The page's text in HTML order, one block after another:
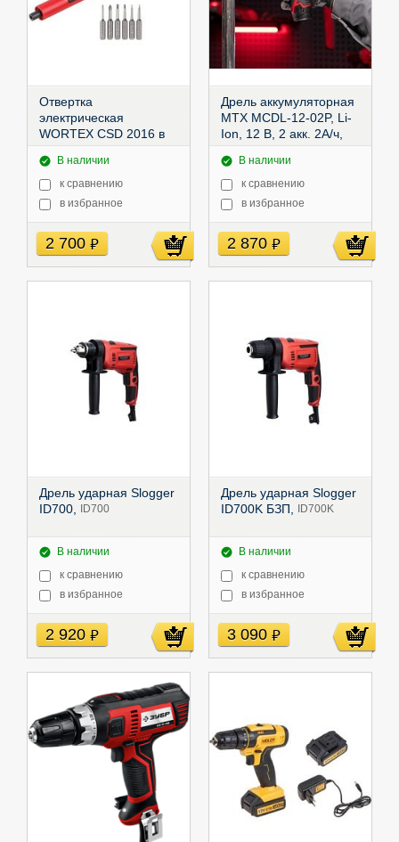
Отвертка
электрическая
WORTEX CSD 2016 в
об/мин,1323397
В наличии
к сравнению
в избранное
2 700 руб
Дрель аккумуляторная
MTX MCDL-12-02P, Li-
Ion, 12 В, 2 акк. 2А/ч,
В наличии
к сравнению
в избранное
2 870 руб
Дрель ударная Slogger
ID700,
ID700
В наличии
к сравнению
в избранное
2 920 руб
Дрель ударная Slogger
ID700K БЗП,
ID700K
В наличии
к сравнению
в избранное
3 090 руб